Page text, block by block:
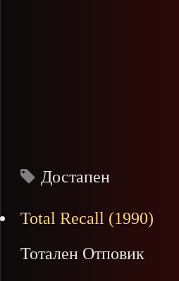
Достапен
Total Recall (1990)
Тотален Отповик